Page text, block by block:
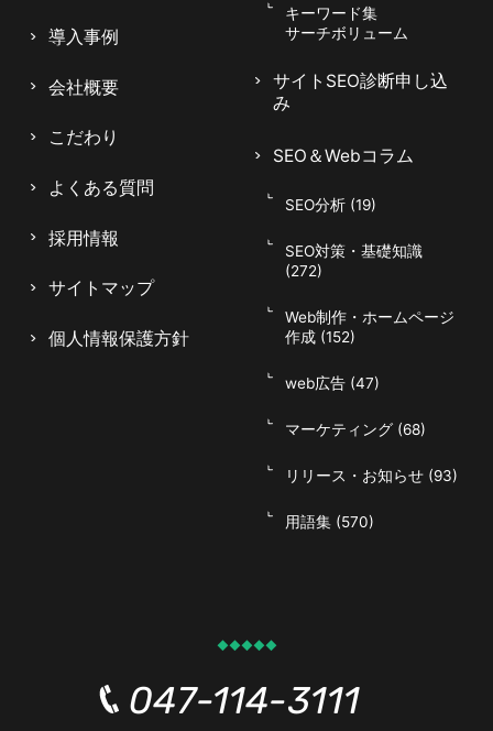
導入事例
会社概要
こだわり
よくある質問
採用情報
サイトマップ
個人情報保護方針
キーワード集
サーチボリューム
サイトSEO診断申し込
み
SEO＆Webコラム
SEO分析 (19)
SEO対策・基礎知識
(272)
Web制作・ホームページ
作成 (152)
web広告 (47)
マーケティング (68)
リリース・お知らせ (93)
用語集 (570)
047-114-3111
047-114-3111
無料相談・
お問い合わせ
申し込み